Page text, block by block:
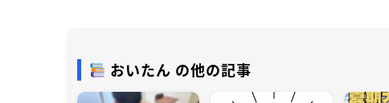
おいたん の他の記事